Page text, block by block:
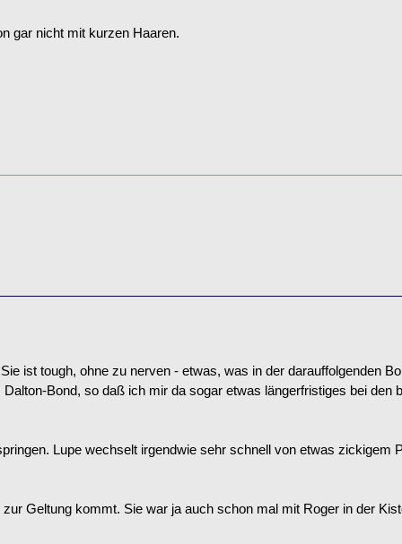
gar nicht mit kurzen Haaren.
ist tough, ohne zu nerven - etwas, was in der darauffolgenden
Bond, so daß ich mir da sogar etwas längerfristiges bei den
Lupe wechselt irgendwie sehr schnell von etwas zickigem
Geltung kommt. Sie war ja auch schon mal mit Roger in der